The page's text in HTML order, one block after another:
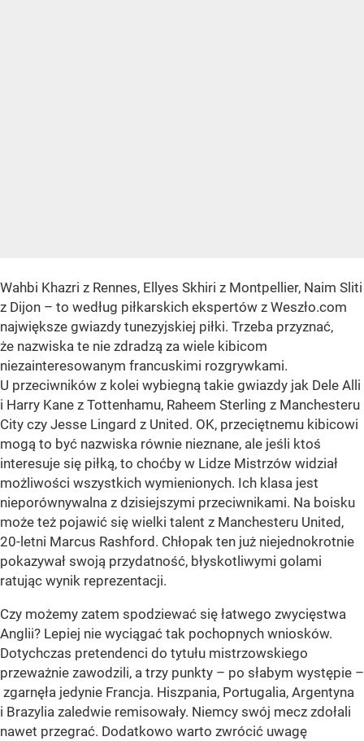
Wahbi Khazri z Rennes, Ellyes Skhiri z Montpellier, Naim Sliti
z Dijon – to według piłkarskich ekspertów z Weszło.com
największe gwiazdy tunezyjskiej piłki. Trzeba przyznać,
że nazwiska te nie zdradzą za wiele kibicom
niezainteresowanym francuskimi rozgrywkami.
U przeciwników z kolei wybiegną takie gwiazdy jak Dele Alli
i Harry Kane z Tottenhamu, Raheem Sterling z Manchesteru
City czy Jesse Lingard z United. OK, przeciętnemu kibicowi
mogą to być nazwiska równie nieznane, ale jeśli ktoś
interesuje się piłką, to choćby w Lidze Mistrzów widział
możliwości wszystkich wymienionych. Ich klasa jest
nieporównywalna z dzisiejszymi przeciwnikami. Na boisku
może też pojawić się wielki talent z Manchesteru United,
20-letni Marcus Rashford. Chłopak ten już niejednokrotnie
pokazywał swoją przydatność, błyskotliwymi golami
ratując wynik reprezentacji.
Czy możemy zatem spodziewać się łatwego zwycięstwa
Anglii? Lepiej nie wyciągać tak pochopnych wniosków.
Dotychczas pretendenci do tytułu mistrzowskiego
przeważnie zawodzili, a trzy punkty – po słabym występie –
zgarnęła jedynie Francja. Hiszpania, Portugalia, Argentyna
i Brazylia zaledwie remisowały. Niemcy swój mecz zdołali
nawet przegrać. Dodatkowo warto zwrócić uwagę